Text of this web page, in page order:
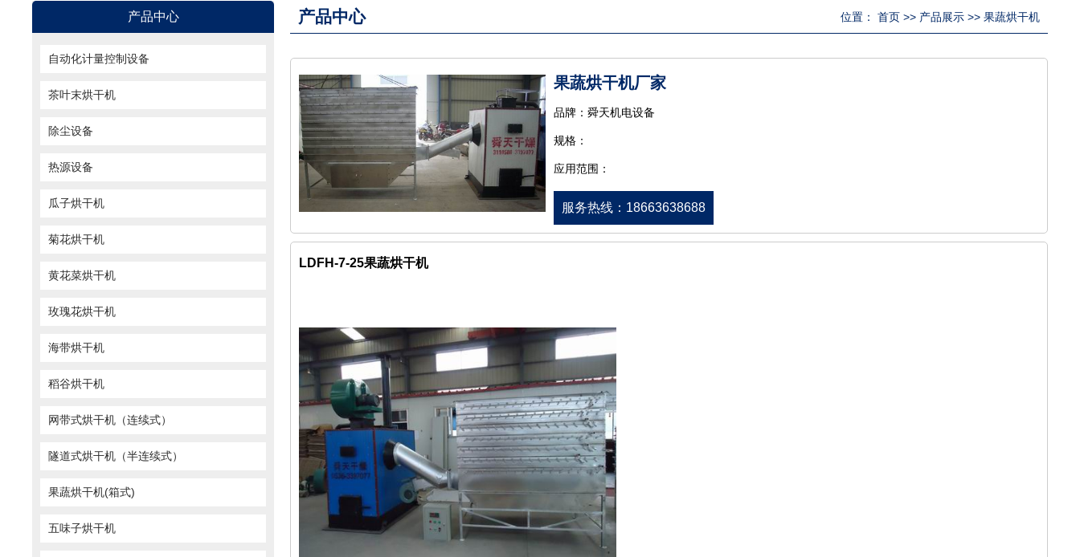
产品中心
自动化计量控制设备
茶叶末烘干机
除尘设备
热源设备
瓜子烘干机
菊花烘干机
黄花菜烘干机
玫瑰花烘干机
海带烘干机
稻谷烘干机
网带式烘干机（连续式）
隧道式烘干机（半连续式）
果蔬烘干机(箱式)
五味子烘干机
产品中心 位置： 首页>> 产品展示>> 果蔬烘干机
果蔬烘干机厂家
品牌：舜天机电设备
规格：
应用范围：
服务热线：18663638688
LDFH-7-25果蔬烘干机